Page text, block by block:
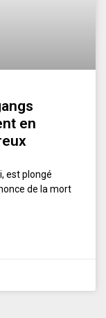
en
est plongé
de la mort